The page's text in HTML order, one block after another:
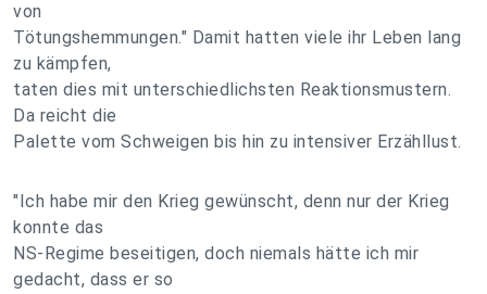
von
Tötungshemmungen." Damit hatten viele ihr Leben lang
zu kämpfen,
taten dies mit unterschiedlichsten Reaktionsmustern.
Da reicht die
Palette vom Schweigen bis hin zu intensiver Erzähllust.
"Ich habe mir den Krieg gewünscht, denn nur der Krieg
konnte das
NS-Regime beseitigen, doch niemals hätte ich mir
gedacht, dass er so